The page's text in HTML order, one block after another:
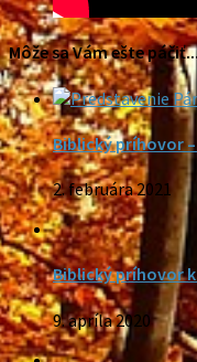
Môže sa Vám ešte
Biblický príhovor
2. februára 2021
Biblický príhovor
9. apríla 2020